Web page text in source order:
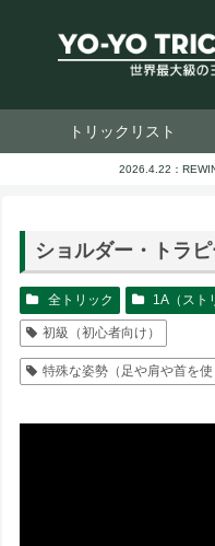
トリックリスト
2026.4.22：
ショルダー・トラ
全トリック 1A（スト
初級（初心者向け）
特殊な姿勢（足や肩や首を